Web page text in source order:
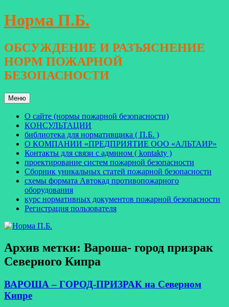
Перейти
к
Норма П.Б.
ОБСУЖДЕНИЕ И РАЗЪЯСНЕНИЕ
НОРМ ПОЖАРНОЙ
БЕЗОПАСНОСТИ
Меню
О сайте (нормы пожарной безопасности)
КОНСУЛЬТАЦИИ
библиотека для нормативщика ( П.Б. )
О КОМПАНИИ «ПРЕДПРИЯТИЕ ООО «АЛЬТАИР»
Контакты для связи с админом ( kontakty )
проектирование систем пожарной безопасности
Сборник уникальных статей пожарной безопасности
схемы формата Автокад противопожарного
оборудования
курс нормативных документов пожарной безопасности
Регистрация пользователя
Архив метки: Вароша- город призрак
Северного Кипра
ВАРОША – ГОРОД-ПРИЗРАК на Северном
Кипре